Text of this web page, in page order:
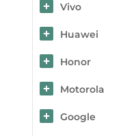
Vivo
Huawei
Honor
Motorola
Google